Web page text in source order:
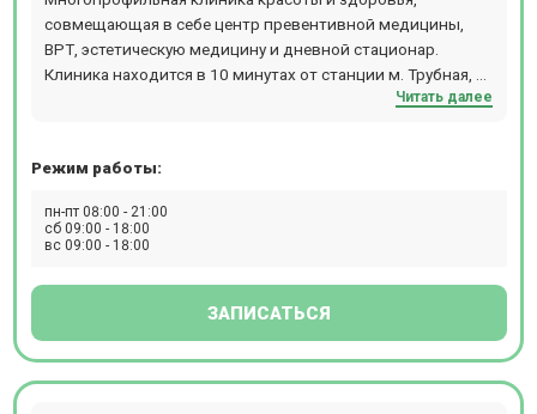
совмещающая в себе центр превентивной медицины,
ВРТ, эстетическую медицину и дневной стационар.
Клиника находится в 10 минутах от станции м. Трубная, м.
Читать далее
Режим работы:
пн-пт 08:00 - 21:00
сб 09:00 - 18:00
вс 09:00 - 18:00
ЗАПИСАТЬСЯ